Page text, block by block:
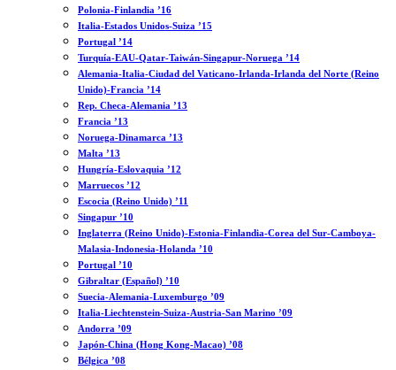
Polonia-Finlandia ’16
Italia-Estados Unidos-Suiza ’15
Portugal ’14
Turquía-EAU-Qatar-Taiwán-Singapur-Noruega ’14
Alemania-Italia-Ciudad del Vaticano-Irlanda-Irlanda del Norte (Reino
Unido)-Francia ’14
Rep. Checa-Alemania ’13
Francia ’13
Noruega-Dinamarca ’13
Malta ’13
Hungría-Eslovaquia ’12
Marruecos ’12
Escocia (Reino Unido) ’11
Singapur ’10
Inglaterra (Reino Unido)-Estonia-Finlandia-Corea del Sur-Camboya-
Malasia-Indonesia-Holanda ’10
Portugal ’10
Gibraltar (Español) ’10
Suecia-Alemania-Luxemburgo ’09
Italia-Liechtenstein-Suiza-Austria-San Marino ’09
Andorra ’09
Japón-China (Hong Kong-Macao) ’08
Bélgica ’08